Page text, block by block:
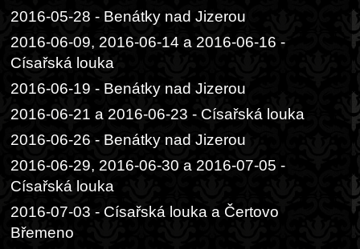
2016-05-28 - Benátky nad Jizerou
2016-06-09, 2016-06-14 a 2016-06-16 -
Císařská louka
2016-06-19 - Benátky nad Jizerou
2016-06-21 a 2016-06-23 - Císařská louka
2016-06-26 - Benátky nad Jizerou
2016-06-29, 2016-06-30 a 2016-07-05 -
Císařská louka
2016-07-03 - Císařská louka a Čertovo
Břemeno